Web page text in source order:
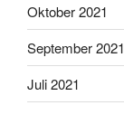
Oktober 2021
September 2021
Juli 2021